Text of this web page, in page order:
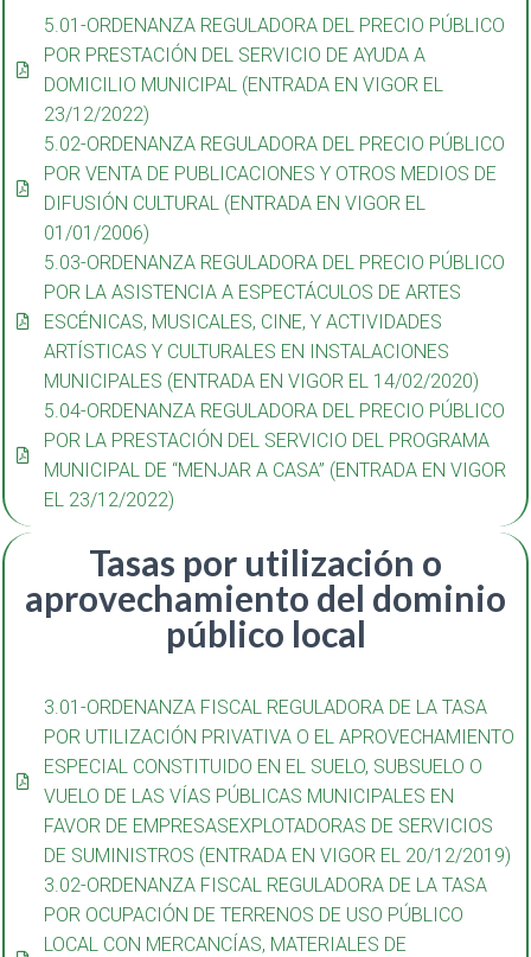
5.01-ORDENANZA REGULADORA DEL PRECIO PÚBLICO
POR PRESTACIÓN DEL SERVICIO DE AYUDA A
DOMICILIO MUNICIPAL (ENTRADA EN VIGOR EL
23/12/2022)
5.02-ORDENANZA REGULADORA DEL PRECIO PÚBLICO
POR VENTA DE PUBLICACIONES Y OTROS MEDIOS DE
DIFUSIÓN CULTURAL (ENTRADA EN VIGOR EL
01/01/2006)
5.03-ORDENANZA REGULADORA DEL PRECIO PÚBLICO
POR LA ASISTENCIA A ESPECTÁCULOS DE ARTES
ESCÉNICAS, MUSICALES, CINE, Y ACTIVIDADES
ARTÍSTICAS Y CULTURALES EN INSTALACIONES
MUNICIPALES (ENTRADA EN VIGOR EL 14/02/2020)
5.04-ORDENANZA REGULADORA DEL PRECIO PÚBLICO
POR LA PRESTACIÓN DEL SERVICIO DEL PROGRAMA
MUNICIPAL DE “MENJAR A CASA” (ENTRADA EN VIGOR
EL 23/12/2022)
Tasas por utilización o
aprovechamiento del dominio
público local
3.01-ORDENANZA FISCAL REGULADORA DE LA TASA
POR UTILIZACIÓN PRIVATIVA O EL APROVECHAMIENTO
ESPECIAL CONSTITUIDO EN EL SUELO, SUBSUELO O
VUELO DE LAS VÍAS PÚBLICAS MUNICIPALES EN
FAVOR DE EMPRESASEXPLOTADORAS DE SERVICIOS
DE SUMINISTROS (ENTRADA EN VIGOR EL 20/12/2019)
3.02-ORDENANZA FISCAL REGULADORA DE LA TASA
POR OCUPACIÓN DE TERRENOS DE USO PÚBLICO
LOCAL CON MERCANCÍAS, MATERIALES DE